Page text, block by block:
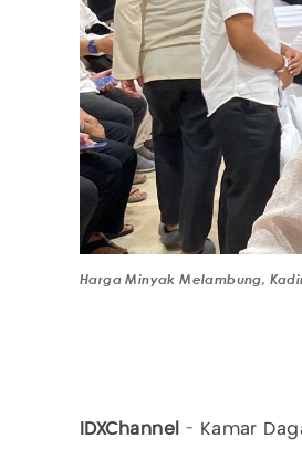
Harga Minyak Melambung,
IDXChannel - Kamar